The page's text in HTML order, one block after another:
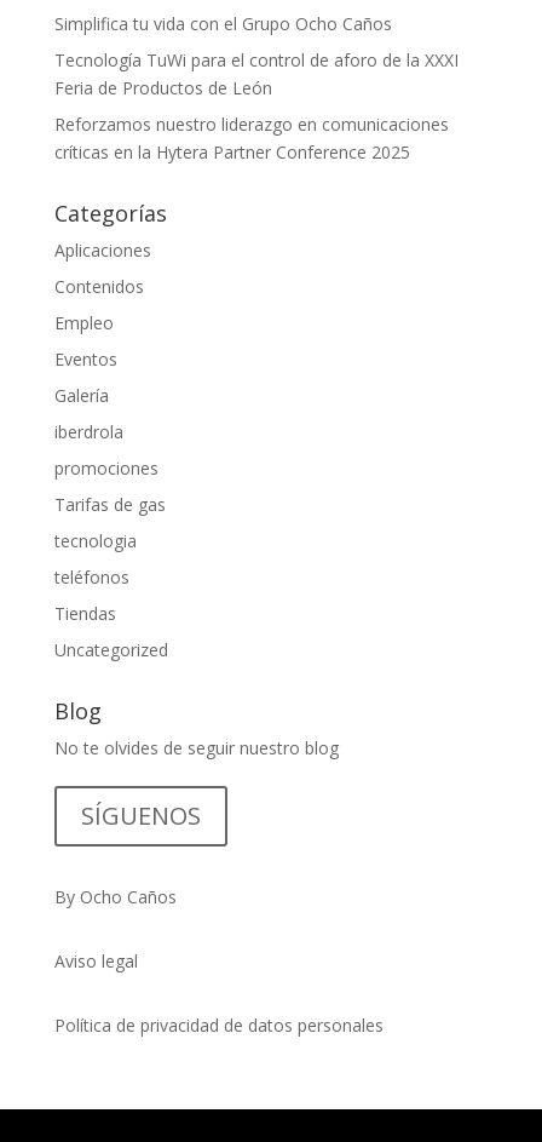
Simplifica tu vida con el Grupo Ocho Caños
Tecnología TuWi para el control de aforo de la XXXI
Feria de Productos de León
Reforzamos nuestro liderazgo en comunicaciones
críticas en la Hytera Partner Conference 2025
Categorías
Aplicaciones
Contenidos
Empleo
Eventos
Galería
iberdrola
promociones
Tarifas de gas
tecnologia
teléfonos
Tiendas
Uncategorized
Blog
No te olvides de seguir nuestro blog
SÍGUENOS
By Ocho Caños
Aviso legal
Política de privacidad de datos personales